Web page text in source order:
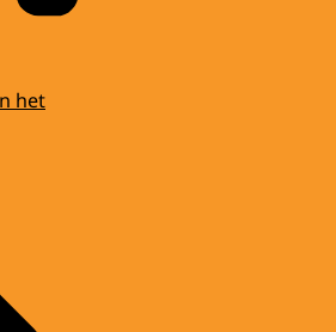
het